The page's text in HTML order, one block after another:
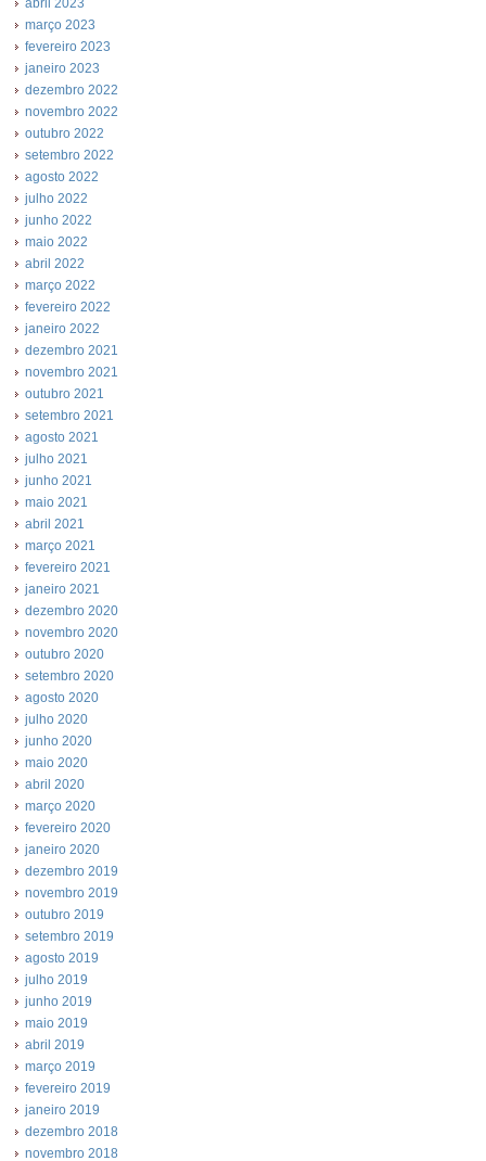
abril 2023
março 2023
fevereiro 2023
janeiro 2023
dezembro 2022
novembro 2022
outubro 2022
setembro 2022
agosto 2022
julho 2022
junho 2022
maio 2022
abril 2022
março 2022
fevereiro 2022
janeiro 2022
dezembro 2021
novembro 2021
outubro 2021
setembro 2021
agosto 2021
julho 2021
junho 2021
maio 2021
abril 2021
março 2021
fevereiro 2021
janeiro 2021
dezembro 2020
novembro 2020
outubro 2020
setembro 2020
agosto 2020
julho 2020
junho 2020
maio 2020
abril 2020
março 2020
fevereiro 2020
janeiro 2020
dezembro 2019
novembro 2019
outubro 2019
setembro 2019
agosto 2019
julho 2019
junho 2019
maio 2019
abril 2019
março 2019
fevereiro 2019
janeiro 2019
dezembro 2018
novembro 2018